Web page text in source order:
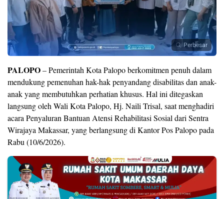
Perbesar
PALOPO– Pemerintah Kota Palopo berkomitmen penuh dalam
mendukung pemenuhan hak-hak penyandang disabilitas dan anak-
anak yang membutuhkan perhatian khusus. Hal ini ditegaskan
langsung oleh Wali Kota Palopo, Hj. Naili Trisal, saat menghadiri
acara Penyaluran Bantuan Atensi Rehabilitasi Sosial dari Sentra
Wirajaya Makassar, yang berlangsung di Kantor Pos Palopo pada
Rabu (10/6/2026).